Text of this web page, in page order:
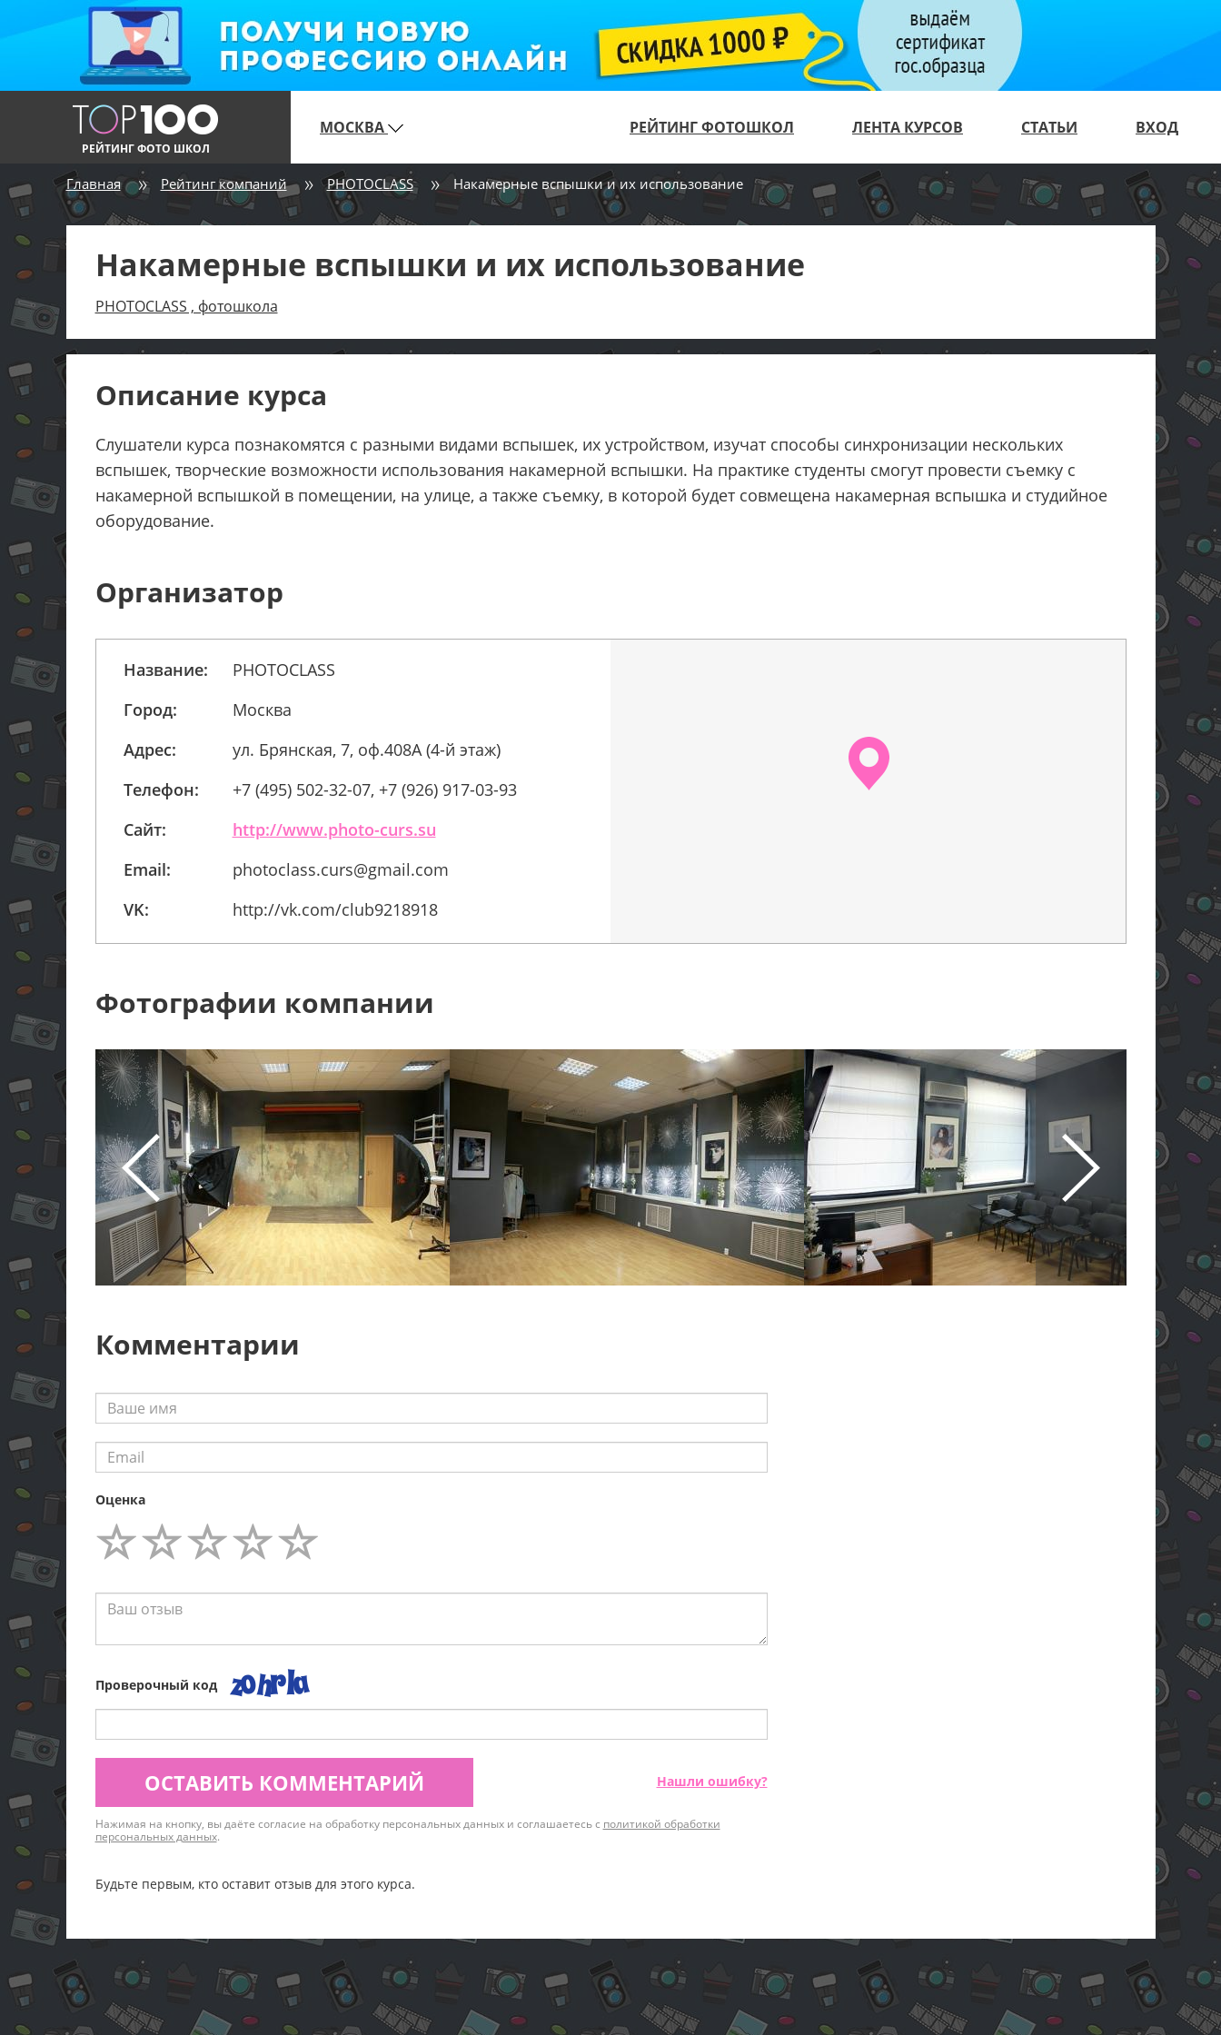
РЕЙТИНГ ФОТО ШКОЛ
МОСКВА РЕЙТИНГ ФОТОШКОЛ ЛЕНТА КУРСОВ СТАТЬИ ВХОД
Главная Рейтинг компаний PHOTOCLASS Накамерные вспышки и их использование
Накамерные вспышки и их использование
PHOTOCLASS , фотошкола
Описание курса
Слушатели курса познакомятся с разными видами вспышек, их устройством, изучат способы синхронизации нескольких
вспышек, творческие возможности использования накамерной вспышки. На практике студенты смогут провести съемку с
накамерной вспышкой в помещении, на улице, а также съемку, в которой будет совмещена накамерная вспышка и студийное
оборудование.
Организатор
Название:
PHOTOCLASS
Город:
Москва
Адрес:
ул. Брянская, 7, оф.408А (4-й этаж)
Телефон:
+7 (495) 502-32-07, +7 (926) 917-03-93
Сайт:
http://www.photo-curs.su
Email:
photoclass.curs@gmail.com
VK:
http://vk.com/club9218918
Фотографии компании
Комментарии
Оценка
Проверочный код
ОСТАВИТЬ КОММЕНТАРИЙ Нашли ошибку?
Нажимая на кнопку, вы даёте согласие на обработку персональных данных и соглашаетесь с политикой обработки
персональных данных.
Будьте первым, кто оставит отзыв для этого курса.